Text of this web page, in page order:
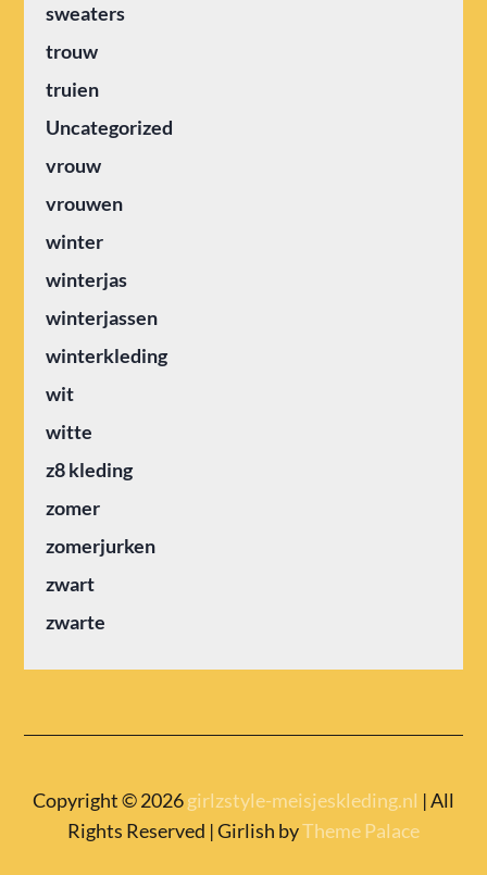
sweaters
trouw
truien
Uncategorized
vrouw
vrouwen
winter
winterjas
winterjassen
winterkleding
wit
witte
z8 kleding
zomer
zomerjurken
zwart
zwarte
Copyright © 2026girlzstyle-meisjeskleding.nl | All
Rights Reserved | Girlish byTheme Palace